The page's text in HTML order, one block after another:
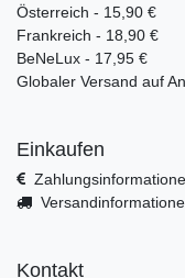
Österreich - 15,90 €
Frankreich - 18,90 €
BeNeLux - 17,95 €
Globaler Versand auf
Einkaufen
Kontakt